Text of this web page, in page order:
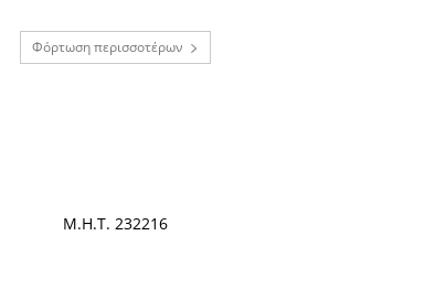
Φόρτωση περισσοτέρων
Μ.Η.Τ. 232216